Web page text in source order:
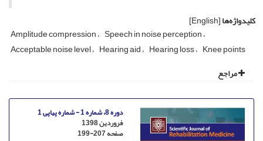
کلیدواژه‌ها[English]
Amplitude compression Speech in noise perception
Acceptable noise level Hearing aid Hearing loss Knee points
مراجع
دوره 8، شماره 1 - شماره پیاپی 1
فروردین 1398
صفحه199-207